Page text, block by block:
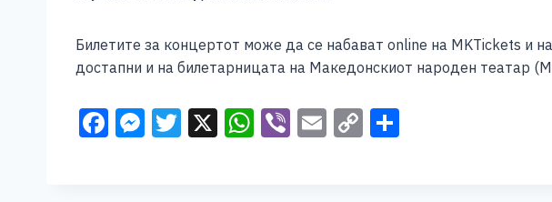
Билетите за концертот може да се набават online на MKTickets и
достапни и на билетарницата на Македонскиот народен театар
F M T X W Vi E C